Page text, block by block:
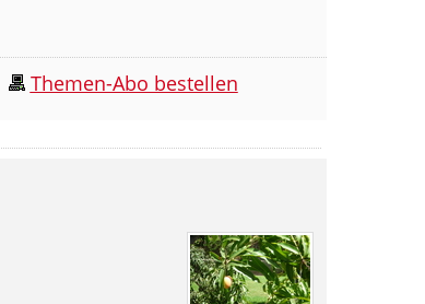
Themen-Abo bestellen